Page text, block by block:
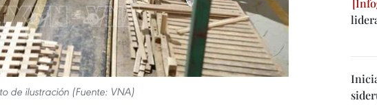
de ilustración (Fuente: VNA)